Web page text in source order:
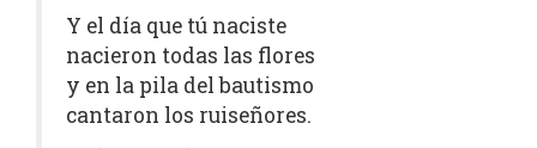
Y el día que tú naciste
nacieron todas las flores
y en la pila del bautismo
cantaron los ruiseñores.